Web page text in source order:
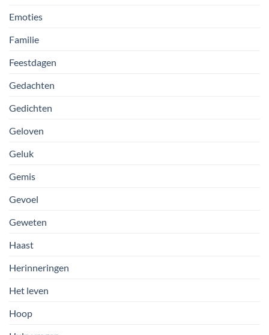
Emoties
Familie
Feestdagen
Gedachten
Gedichten
Geloven
Geluk
Gemis
Gevoel
Geweten
Haast
Herinneringen
Het leven
Hoop